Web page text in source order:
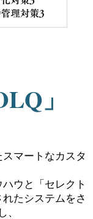
」
マートなカスタ
ウと「セレクト
たシステムをさ
、